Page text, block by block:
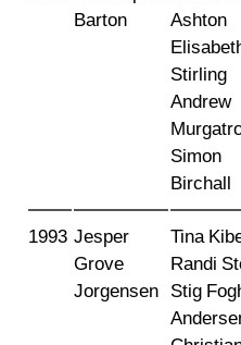
Barton
Ashton
Stirling
Andrew
Simon
Birchall
1993 Jesper
Grove
Jorgensen
Tina
Randi
Stig